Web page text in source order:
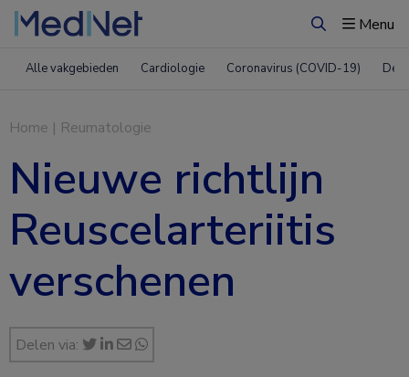
ZoekenMenu
Alle vakgebieden Cardiologie Coronavirus (COVID-19)
Home | Reumatologie
Nieuwe richtlijn
Reuscelarteriitis
verschenen
Delen via: